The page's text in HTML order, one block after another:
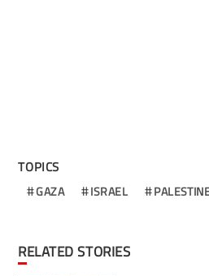
TOPICS
GAZA ISRAEL
RELATED STORIES